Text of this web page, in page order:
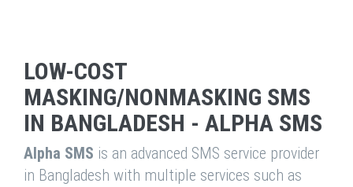
LOW-COST
MASKING/NONMASKING SMS
IN BANGLADESH - ALPHA SMS
Alpha SMS is an advanced SMS service provider
in Bangladesh with multiple services such as